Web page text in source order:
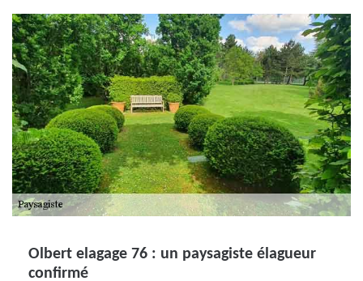
Olbert elagage 76 : un paysagiste élagueur
confirmé